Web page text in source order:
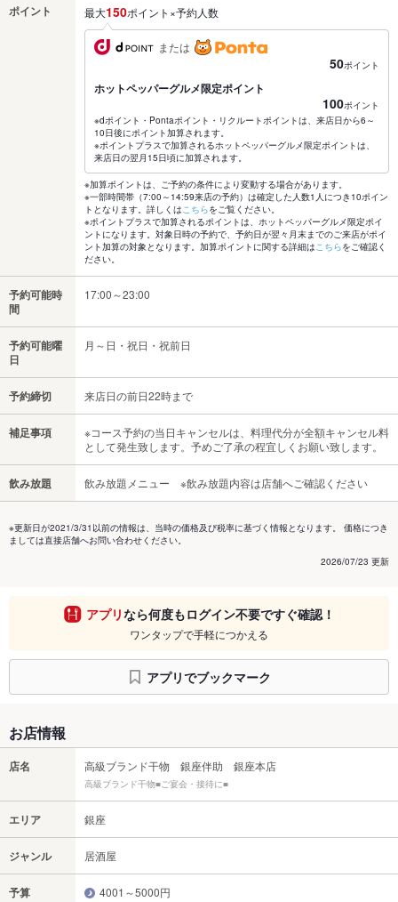
ポイント 最大150ポイント×予約人数
または
50ポイント
ホットペッパーグルメ限定ポイント
100ポイント
※dポイント・Pontaポイント・リクルートポイントは、来店日から6～
10日後にポイント加算されます。
※ポイントプラスで加算されるホットペッパーグルメ限定ポイントは、
来店日の翌月15日頃に加算されます。
※加算ポイントは、ご予約の条件により変動する場合があります。
※一部時間帯（7:00～14:59来店の予約）は確定した人数1人につき10ポイン
トとなります。詳しくはこちらをご覧ください。
※ポイントプラスで加算されるポイントは、ホットペッパーグルメ限定ポイ
ントになります。対象日時の予約で、予約日が翌々月末までのご来店がポイ
ント加算の対象となります。加算ポイントに関する詳細はこちらをご確認く
ださい。
予約可能時
間
17:00～23:00
予約可能曜
日
月～日・祝日・祝前日
予約締切 来店日の前日22時まで
補足事項
※コース予約の当日キャンセルは、料理代分が全額キャンセル料
として発生致します。予めご了承の程宜しくお願い致します。
飲み放題 飲み放題メニュー ※飲み放題内容は店舗へご確認ください
※更新日が2021/3/31以前の情報は、当時の価格及び税率に基づく情報となります。 価格につき
ましては直接店舗へお問い合わせください。
2026/07/23 更新
アプリなら何度もログイン不要ですぐ確認！
ワンタップで手軽につかえる
アプリでブックマーク
お店情報
店名 高級ブランド干物 銀座伴助 銀座本店
高級ブランド干物■ご宴会・接待に■
エリア 銀座
ジャンル 居酒屋
予算
4001～5000円